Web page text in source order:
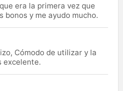
era la primera vez que
bonos y me ayudo mucho.
Cómodo de utilizar y la
excelente.